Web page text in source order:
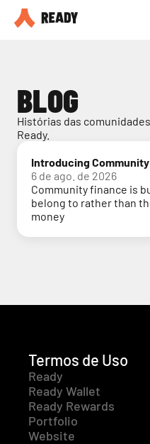
Seja parceiro
BLOG
Histórias das
Ready.
Introducing
6 de ago. de 2026
Community finance is
belong to rather than
money
Termos de Uso
Ready
Ready Wallet
Ready Rewards
Portfolio
Website